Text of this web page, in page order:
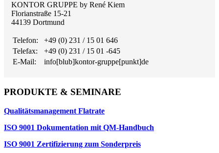
KONTOR GRUPPE by René Kiem
Florianstraße 15-21
44139 Dortmund
Telefon:
+49 (0) 231 / 15 01 646
Telefax:
+49 (0) 231 / 15 01 -645
E-Mail:
info[blub]kontor-gruppe[punkt]de
PRODUKTE & SEMINARE
Qualitätsmanagement Flatrate
ISO 9001 Dokumentation mit QM-Handbuch
ISO 9001 Zertifizierung zum Sonderpreis